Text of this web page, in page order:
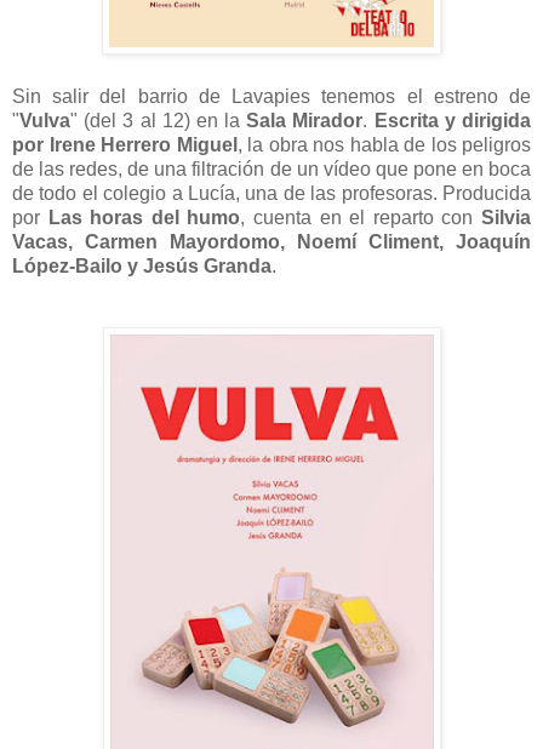
Sin salir del barrio de Lavapies tenemos el estreno de
"Vulva" (del 3 al 12) en la Sala Mirador. Escrita y dirigida
por Irene Herrero Miguel , la obra nos habla de los peligros
de las redes, de una filtración de un vídeo que pone en boca
de todo el colegio a Lucía, una de las profesoras. Producida
por Las horas del humo, cuenta en el reparto conSilvia
Vacas, Carmen Mayordomo, Noemí Climent, Joaquín
López-Bailo y Jesús Granda.